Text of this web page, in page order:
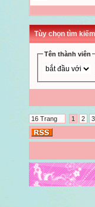
Tùy chọn tìm kiếm
Tên thành viên
16 Trang 1 2 3